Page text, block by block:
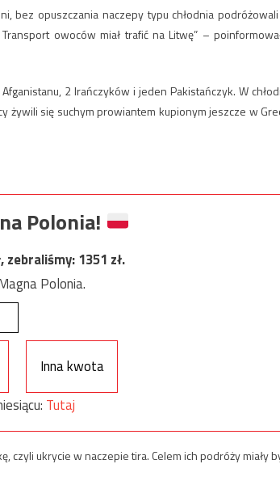
bez opuszczania naczepy typu chłodnia
owoców miał trafić na Litwę” –
2 Irańczyków i jeden Pakistańczyk. W
żywili się suchym prowiantem kupionym jeszcze w
Polonia!
zebraliśmy:1351 zł.
Polonia.
Inna kwota
Tutaj
czyli ukrycie w naczepie tira. Celem ich podróży miały